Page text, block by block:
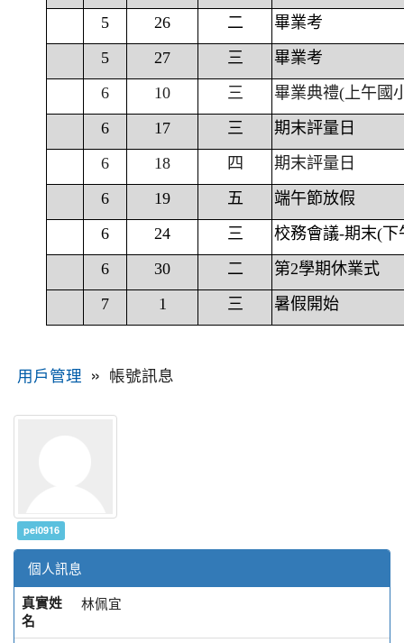
5
26 二
畢業考
5
27 三
畢業考
6
10 三
畢業典禮(上午國
6
17 三
期末評量日
6
18 四
期末評量日
6
19 五
端午節放假
6
24 三
校務會議-期末(下
6
30 二
第2學期休業式
7
1 三 暑假開始
用戶管理 » 帳號訊息
pei0916
個人訊息
真實姓
名
林佩宜